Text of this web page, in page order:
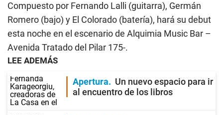
Compuesto por Fernando Lalli (guitarra), Germán
Romero (bajo) y El Colorado (batería), hará su debut
esta noche en el escenario de Alquimia Music Bar –
Avenida Tratado del Pilar 175-.
LEE ADEMÁS
Apertura
Un nuevo espacio para ir
al encuentro de los libros